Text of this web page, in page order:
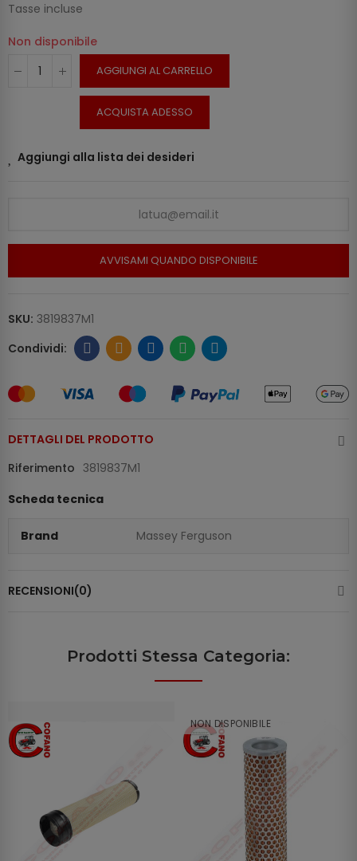
Tasse incluse
Non disponibile
AGGIUNGI AL CARRELLO
ACQUISTA ADESSO
Aggiungi alla lista dei desideri
AVVISAMI QUANDO DISPONIBILE
SKU: 3819837M1
DETTAGLI DEL PRODOTTO
Riferimento 3819837M1
Scheda tecnica
Brand Massey Ferguson
RECENSIONI(0)
Prodotti Stessa Categoria:
NON DISPONIBILE